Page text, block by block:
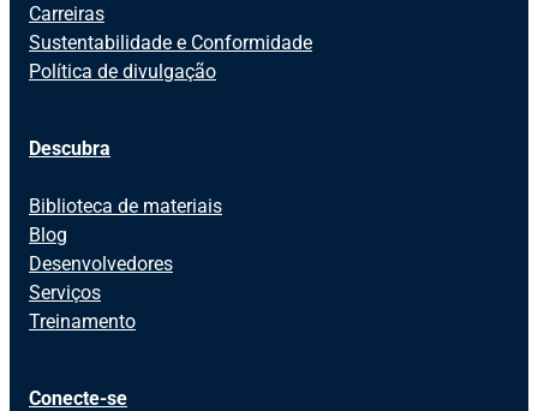
Carreiras
Sustentabilidade e Conformidade
Política de divulgação
Descubra
Biblioteca de materiais
Blog
Desenvolvedores
Serviços
Treinamento
Conecte-se